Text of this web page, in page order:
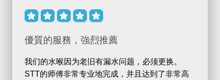
    
優質的服務，強烈推薦
我们的水喉因 为老 旧有漏水问题 ， 必须更换。
STT的师傅非常专业地完成 ， 并 且 达到了非常高